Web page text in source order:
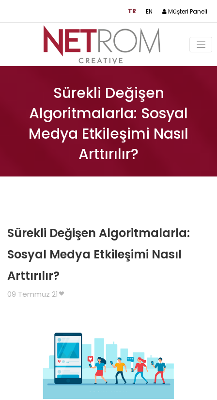
TR EN Müşteri Paneli
×
Sürekli Değişen
Algoritmalarla: Sosyal
Medya Etkileşimi Nasıl
Arttırılır?
Sürekli Değişen Algoritmalarla:
Sosyal Medya Etkileşimi Nasıl
Arttırılır?
09 Temmuz 21